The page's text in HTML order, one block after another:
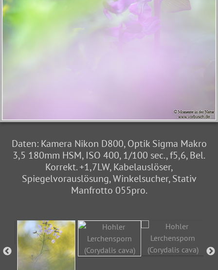
Daten: Kamera Nikon D800, Optik Sigma Makro
3,5 180mm HSM, ISO 400, 1/100 sec., f5,6, Bel.
Korrekt. +1,7LW, Kabelauslöser,
Spiegelvorauslösung, Winkelsucher, Stativ
Manfrotto 055pro.